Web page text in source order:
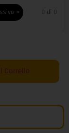
> 0 di 0
Carrello